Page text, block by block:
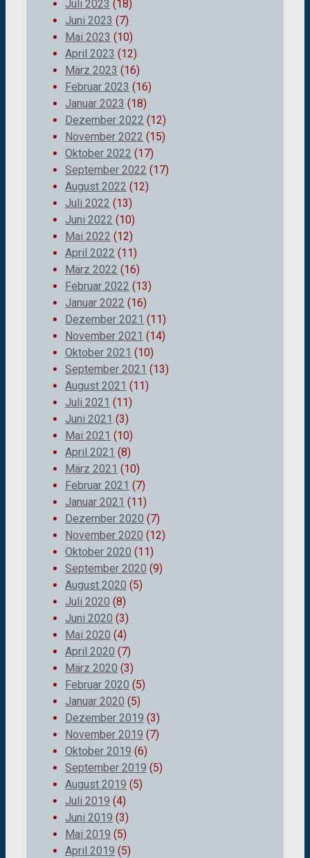
Juli 2023 (18)
Juni 2023 (7)
Mai 2023 (10)
April 2023 (12)
März 2023 (16)
Februar 2023 (16)
Januar 2023 (18)
Dezember 2022 (12)
November 2022 (15)
Oktober 2022 (17)
September 2022 (17)
August 2022 (12)
Juli 2022 (13)
Juni 2022 (10)
Mai 2022 (12)
April 2022 (11)
März 2022 (16)
Februar 2022 (13)
Januar 2022 (16)
Dezember 2021 (11)
November 2021 (14)
Oktober 2021 (10)
September 2021 (13)
August 2021 (11)
Juli 2021 (11)
Juni 2021 (3)
Mai 2021 (10)
April 2021 (8)
März 2021 (10)
Februar 2021 (7)
Januar 2021 (11)
Dezember 2020 (7)
November 2020 (12)
Oktober 2020 (11)
September 2020 (9)
August 2020 (5)
Juli 2020 (8)
Juni 2020 (3)
Mai 2020 (4)
April 2020 (7)
März 2020 (3)
Februar 2020 (5)
Januar 2020 (5)
Dezember 2019 (3)
November 2019 (7)
Oktober 2019 (6)
September 2019 (5)
August 2019 (5)
Juli 2019 (4)
Juni 2019 (3)
Mai 2019 (5)
April 2019 (5)